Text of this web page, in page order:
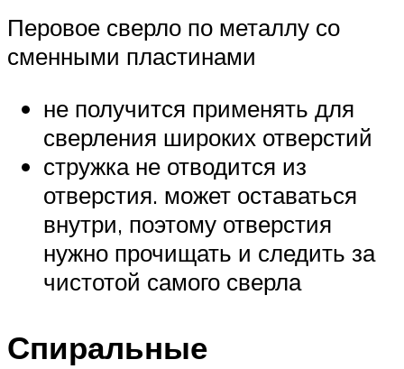
Перовое сверло по металлу со
сменными пластинами
не получится применять для
сверления широких отверстий
стружка не отводится из
отверстия. может оставаться
внутри, поэтому отверстия
нужно прочищать и следить за
чистотой самого сверла
Спиральные